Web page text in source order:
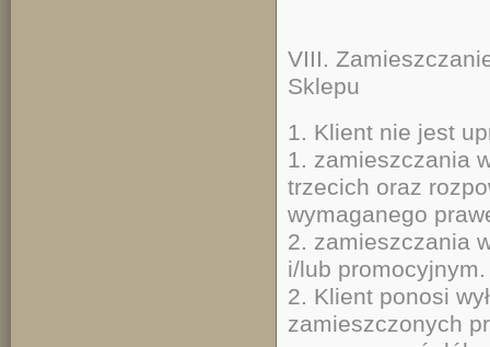
VIII.
Sklepu
1. Klient nie jest
1. zamieszczania
trzecich oraz
wymaganego
2. zamieszczania
i/lub promocyjnym.
2. Klient ponosi
zamieszczonych